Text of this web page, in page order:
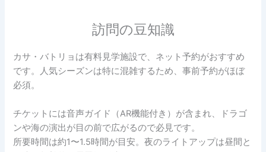
訪問の豆知識
カサ・バトリョは有料見学施設で、ネット予約がおすすめ
です。人気シーズンは特に混雑するため、事前予約がほぼ
必須。
チケットには音声ガイド（AR機能付き）が含まれ、ドラゴ
ンや海の演出が目の前で広がるので必見です。
所要時間は約1〜1.5時間が目安。夜のライトアップは昼間と